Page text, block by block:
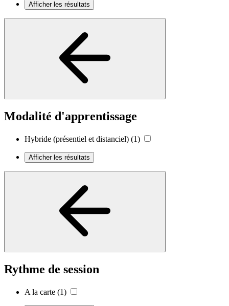
Afficher les résultats
Modalité d'apprentissage
Hybride (présentiel et distanciel) (1)
Afficher les résultats
Rythme de session
A la carte (1)